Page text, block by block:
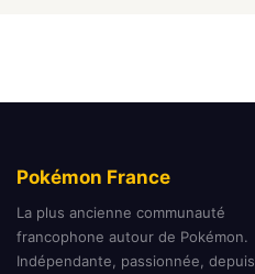
Pokémon France
La plus ancienne communauté
francophone autour de Pokémon.
Indépendante, passionnée, depuis